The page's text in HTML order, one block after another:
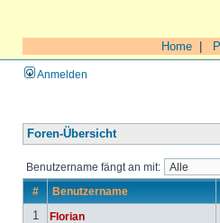
Home
Anmelden
Foren-Übersicht
Benutzername fängt an mit:
# Benutzername
1 Florian